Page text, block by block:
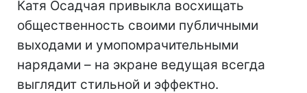
Катя Осадчая привыкла восхищать
общественность своими публичными
выходами и умопомрачительными
нарядами – на экране ведущая всегда
выглядит стильной и эффектно.